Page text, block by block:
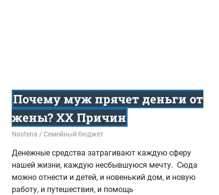
Почему муж прячет деньги от
жены? ХХ Причин
30.06.2016
Nastena Семейный бюджет
Денежные средства затрагивают каждую сферу
нашей жизни, каждую несбывшуюся мечту. Сюда
можно отнести и детей, и новенький дом, и новую
работу, и путешествия, и помощь